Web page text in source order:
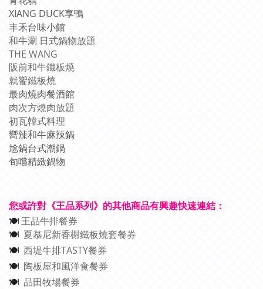
XIANG DUCK享鴨
丰禾台味小館
和牛涮 日式鍋物放題
THE WANG
阪前和牛鐵板燒
就饗鐵板燒
最肉燒肉餐酒館
肉次方燒肉放題
初瓦韓式料理
嚮辣和牛麻辣鍋
尬鍋台式潮鍋
旬嚐精緻鍋物
您或許對《王品系列》的其他商品有興趣快速連結：
🍽 王品牛排餐券
🍽 夏慕尼新香榭鐵板燒套餐券
🍽 西堤牛排TASTY餐券
🍽 陶板屋和風洋食餐券
🍽 品田牧場餐券